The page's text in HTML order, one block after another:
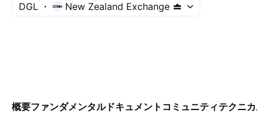
DGL New Zealand Exchange
概要ファンダメンタルドキュメント コミュニティテクニカ